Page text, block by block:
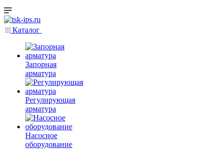
Каталог
Запорная
арматура
Регулирующая
арматура
Насосное
оборудование